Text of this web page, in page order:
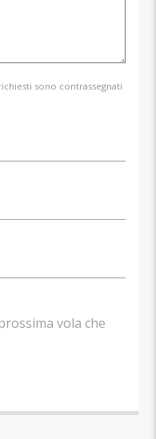
sono contrassegnati
vola che